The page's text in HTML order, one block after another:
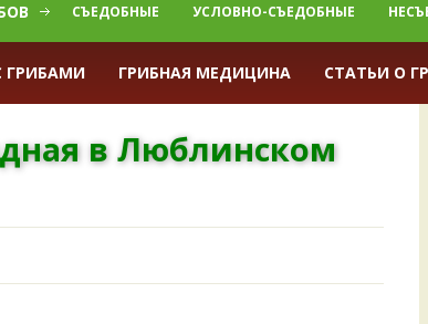
СЪЕДОБНЫЕ УСЛОВНО-СЪЕДОБНЫЕ
ГРИБАМИ ГРИБНАЯ МЕДИЦИНА СТАТЬИ О
в Люблинском